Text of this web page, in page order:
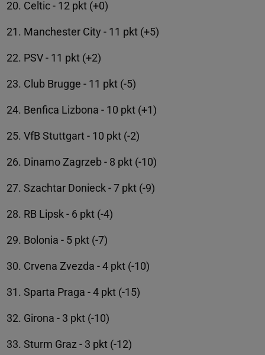
Celtic - 12 pkt (+0)
Manchester City - 11 pkt (+5)
PSV - 11 pkt (+2)
Club Brugge - 11 pkt (-5)
Benfica Lizbona - 10 pkt (+1)
VfB Stuttgart - 10 pkt (-2)
Dinamo Zagrzeb - 8 pkt (-10)
Szachtar Donieck - 7 pkt (-9)
RB Lipsk - 6 pkt (-4)
Bolonia - 5 pkt (-7)
Crvena Zvezda - 4 pkt (-10)
Sparta Praga - 4 pkt (-15)
Girona - 3 pkt (-10)
Sturm Graz - 3 pkt (-12)